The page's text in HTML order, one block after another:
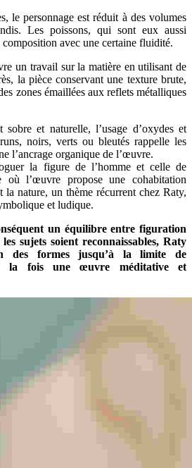
le personnage est réduit à des volumes
Les poissons, qui sont eux aussi
composition avec une certaine fluidité.
un travail sur la matière en utilisant de
la pièce conservant une texture brute,
zones émaillées aux reflets métalliques
et naturelle, l’usage d’oxydes et
noirs, verts ou bleutés rappelle les
l’ancrage organique de l’œuvre.
la figure de l’homme et celle de
où l’œuvre propose une cohabitation
la nature, un thème récurrent chez Raty,
et ludique.
un équilibre entre figuration
sujets soient reconnaissables, Raty
des formes jusqu’à la limite de
la fois une œuvre méditative et